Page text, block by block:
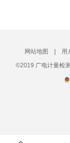
网站地图 用
©2019 广电计量检